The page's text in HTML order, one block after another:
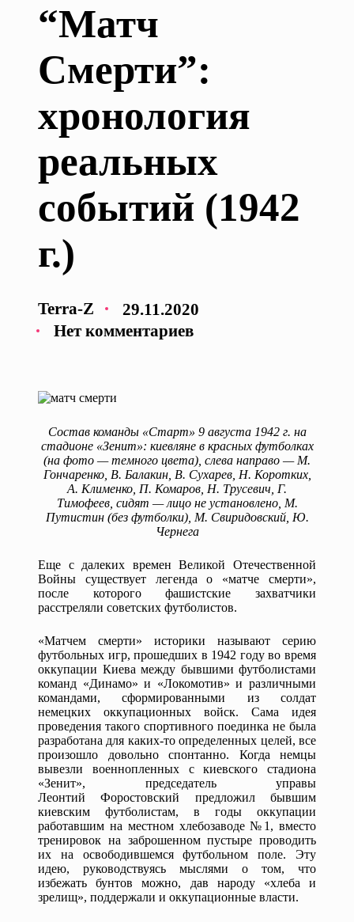
“Матч
Смерти”:
хронология
реальных
событий (1942
г.)
Запись
от
Terra-Z
29.11.2020
Нет комментариев
Состав команды «Старт» 9 августа 1942 г. на
стадионе «Зенит»: киевляне в красных футболках
(на фото — темного цвета), слева направо — М.
Гончаренко, В. Балакин, В. Сухарев, Н. Коротких,
А. Клименко, П. Комаров, Н. Трусевич, Г.
Тимофеев, сидят — лицо не установлено, М.
Путистин (без футболки), М. Свиридовский, Ю.
Чернега
Еще с далеких времен Великой Отечественной
Войны существует легенда о «матче смерти»,
после которого фашистские захватчики
расстреляли советских футболистов.
«Матчем смерти» историки называют серию
футбольных игр, прошедших в 1942 году во время
оккупации Киева между бывшими футболистами
команд «Динамо» и «Локомотив» и различными
командами, сформированными из солдат
немецких оккупационных войск. Сама идея
проведения такого спортивного поединка не была
разработана для каких-то определенных целей, все
произошло довольно спонтанно. Когда немцы
вывезли военнопленных с киевского стадиона
«Зенит», председатель управы
Леонтий Форостовский предложил бывшим
киевским футболистам, в годы оккупации
работавшим на местном хлебозаводе №1, вместо
тренировок на заброшенном пустыре проводить
их на освободившемся футбольном поле. Эту
идею, руководствуясь мыслями о том, что
избежать бунтов можно, дав народу «хлеба и
зрелищ», поддержали и оккупационные власти.